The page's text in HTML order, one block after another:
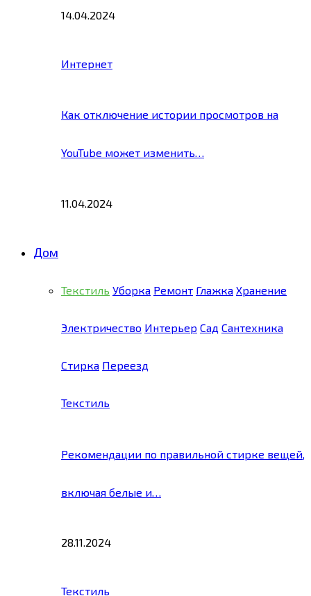
14.04.2024
Интернет
Как отключение истории просмотров на
YouTube может изменить…
11.04.2024
Дом
Текстиль Уборка Ремонт Глажка Хранение
Электричество Интерьер Сад Сантехника
Стирка Переезд
Текстиль
Рекомендации по правильной стирке вещей,
включая белые и…
28.11.2024
Текстиль